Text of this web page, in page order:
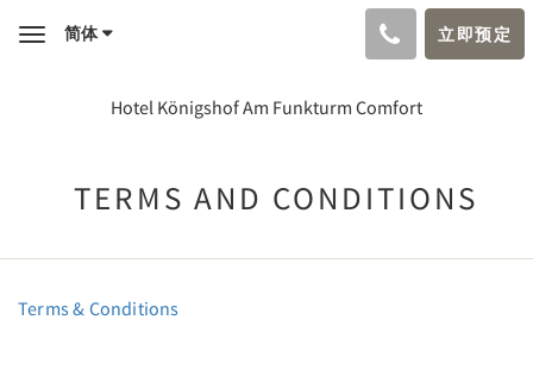
Toggle简体 立即预定
Hotel Königshof Am Funkturm Comfort
TERMS AND CONDITIONS
Terms & Conditions